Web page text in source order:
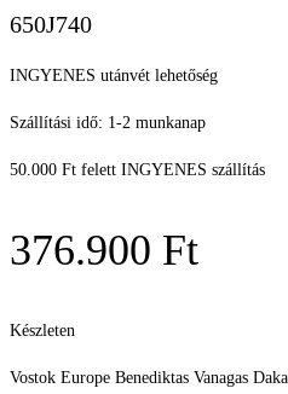
650J740
INGYENES utánvét lehetőség
Szállítási idő: 1-2 munkanap
50.000 Ft felett INGYENES szállítás
376.900 Ft
Készleten
Vostok Europe Benediktas Vanagas